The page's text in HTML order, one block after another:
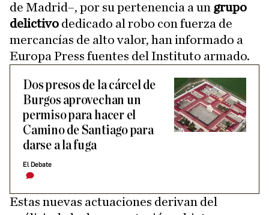
de Madrid–, por su pertenencia a un grupo
delictivo dedicado al robo con fuerza de
mercancías de alto valor, han informado a
Europa Press fuentes del Instituto armado.
Dos presos de la cárcel de
Burgos aprovechan un
permiso para hacer el
Camino de Santiago para
darse a la fuga
El Debate
Estas nuevas actuaciones derivan del